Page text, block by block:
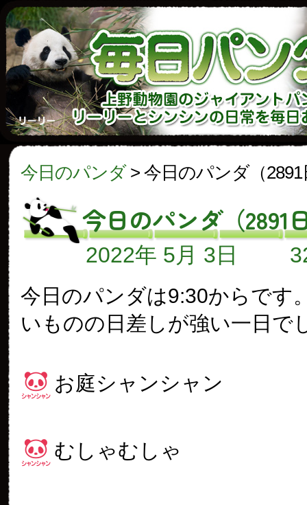
今日のパンダ> 今日のパンダ（2891
今日のパンダ（2891
2022年 5月 3日
今日のパンダは9:30からです
いものの日差しが強い一日で
お庭シャンシャン
むしゃむしゃ